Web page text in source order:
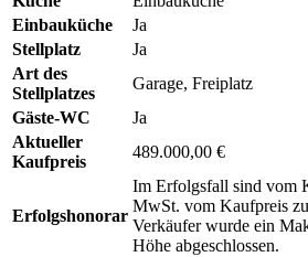
Einbauküche
Ja
Stellplatz
Ja
Art des
Stellplatzes
Garage, Freiplatz
Gäste-WC
Ja
Aktueller
Kaufpreis
489.000,00 €
Erfolgshonorar
Im Erfolgsfall sind vom
MwSt. vom Kaufpreis
Verkäufer wurde ein
Höhe abgeschlossen.